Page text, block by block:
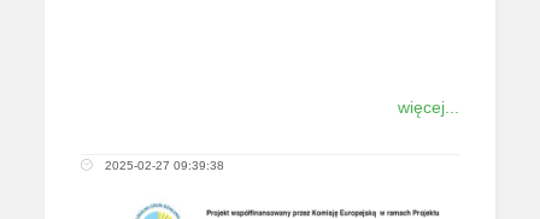
więcej...
2025-02-27 09:39:38